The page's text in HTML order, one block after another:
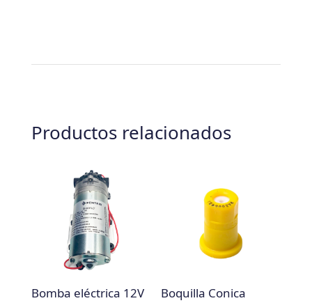
Productos relacionados
Bomba eléctrica 12V Boquilla Conica